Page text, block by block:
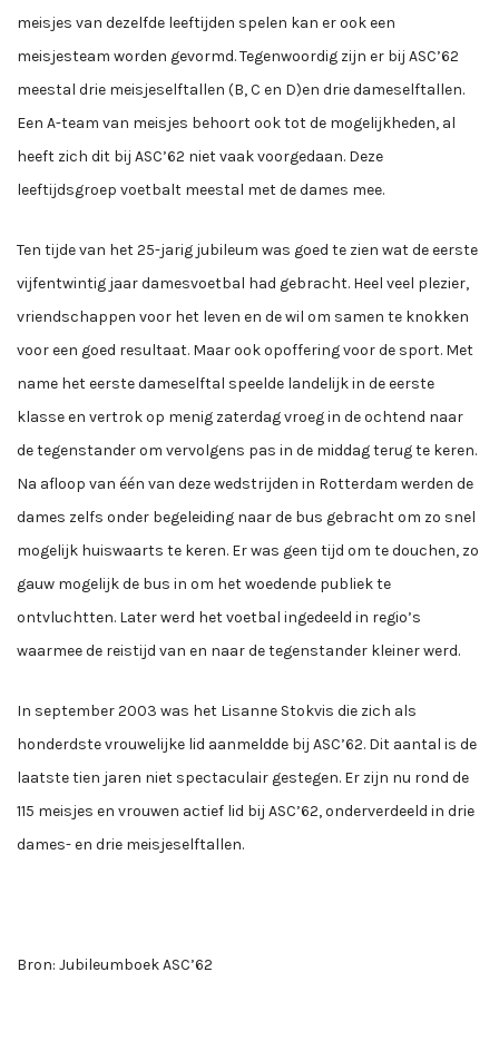
meisjes van dezelfde leeftijden spelen kan er ook een
meisjesteam worden gevormd. Tegenwoordig zijn er bij ASC’62
meestal drie meisjeselftallen (B, C en D)en drie dameselftallen.
Een A-team van meisjes behoort ook tot de mogelijkheden, al
heeft zich dit bij ASC’62 niet vaak voorgedaan. Deze
leeftijdsgroep voetbalt meestal met de dames mee.
Ten tijde van het 25-jarig jubileum was goed te zien wat de eerste
vijfentwintig jaar damesvoetbal had gebracht. Heel veel plezier,
vriendschappen voor het leven en de wil om samen te knokken
voor een goed resultaat. Maar ook opoffering voor de sport. Met
name het eerste dameselftal speelde landelijk in de eerste
klasse en vertrok op menig zaterdag vroeg in de ochtend naar
de tegenstander om vervolgens pas in de middag terug te keren.
Na afloop van één van deze wedstrijden in Rotterdam werden de
dames zelfs onder begeleiding naar de bus gebracht om zo snel
mogelijk huiswaarts te keren. Er was geen tijd om te douchen, zo
gauw mogelijk de bus in om het woedende publiek te
ontvluchtten. Later werd het voetbal ingedeeld in regio’s
waarmee de reistijd van en naar de tegenstander kleiner werd.
In september 2003 was het Lisanne Stokvis die zich als
honderdste vrouwelijke lid aanmeldde bij ASC’62. Dit aantal is de
laatste tien jaren niet spectaculair gestegen. Er zijn nu rond de
115 meisjes en vrouwen actief lid bij ASC’62, onderverdeeld in drie
dames- en drie meisjeselftallen.
Bron: Jubileumboek ASC’62